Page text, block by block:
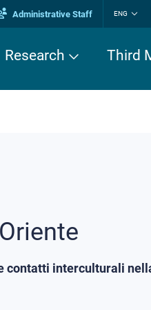
Administrative Staff ENG
Research Third
contatti interculturali